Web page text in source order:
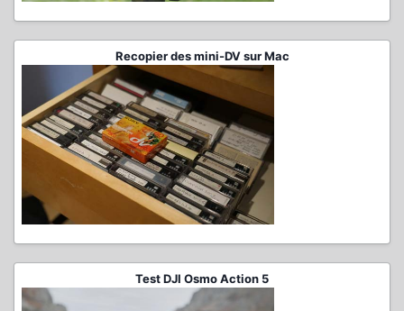
Recopier des mini-DV sur Mac
Test DJI Osmo Action 5